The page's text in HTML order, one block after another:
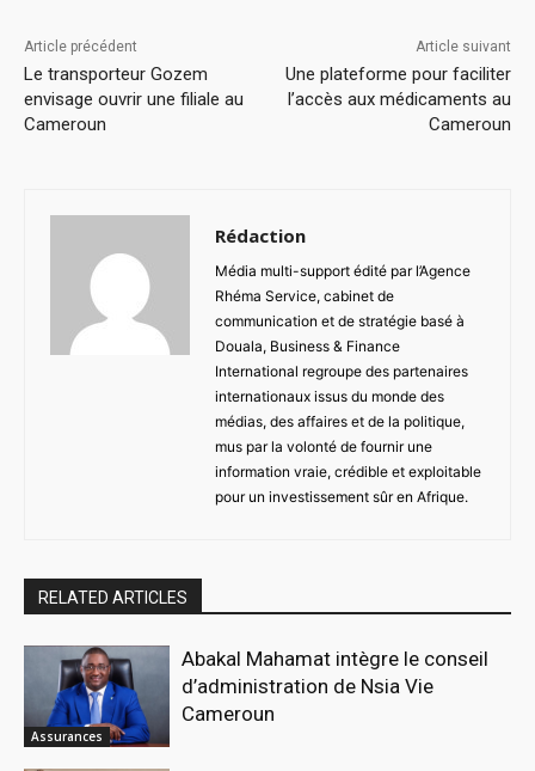
Article précédent
Le transporteur Gozem
envisage ouvrir une filiale au
Cameroun
Article suivant
Une plateforme pour faciliter
l’accès aux médicaments au
Cameroun
Rédaction
Média multi-support édité par l’Agence
Rhéma Service, cabinet de
communication et de stratégie basé à
Douala, Business & Finance
International regroupe des partenaires
internationaux issus du monde des
médias, des affaires et de la politique,
mus par la volonté de fournir une
information vraie, crédible et exploitable
pour un investissement sûr en Afrique.
RELATED ARTICLES
Assurances
Abakal Mahamat intègre le conseil
d’administration de Nsia Vie
Cameroun